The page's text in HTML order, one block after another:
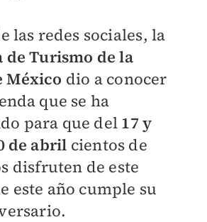
las redes sociales, la
de Turismo de la
México dio a conocer
que se ha
para que del 17 y
de abril cientos de
disfruten de este
este año cumple su